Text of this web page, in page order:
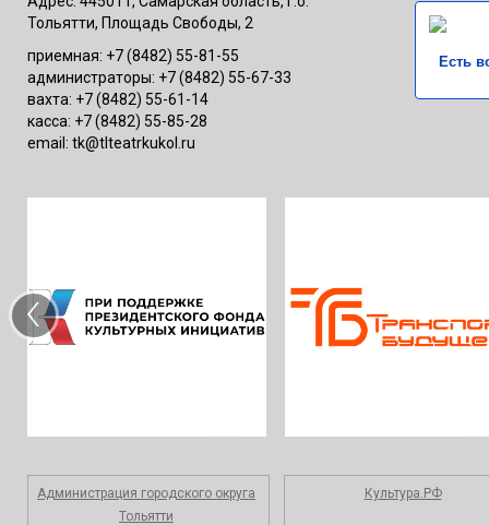
Тольятти, Площадь Свободы, 2
приемная: +7 (8482) 55-81-55
администраторы: +7 (8482) 55-67-33
вахта: +7 (8482) 55-61-14
касса: +7 (8482) 55-85-28
email: tk@tlteatrkukol.ru
Есть
‹
Администрация городского округа
Тольятти
Культура.РФ